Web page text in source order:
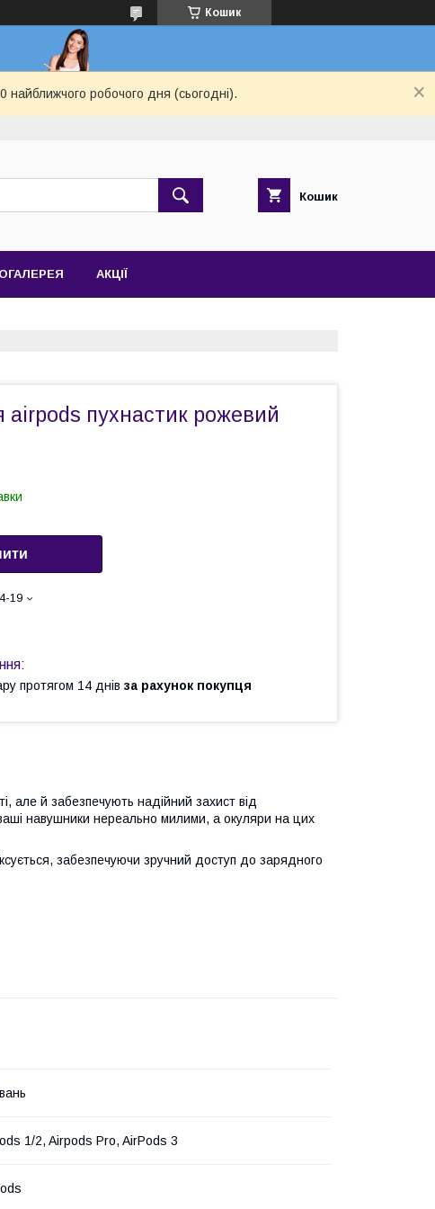
Кошик
найближчого робочого дня (сьогодні).
Кошик
АКЦІЇ
airpods пухнастик рожевий
19
протягом 14 днів за рахунок покупця
але й забезпечують надійний захист від
навушники нереально милими, а окуляри на цих
забезпечуючи зручний доступ до зарядного
1/2, Airpods Pro, AirPods 3